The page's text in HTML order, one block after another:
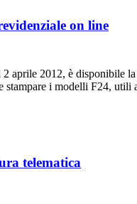
on line
aprile 2012, è disponibile
stampare i modelli F24,
telematica